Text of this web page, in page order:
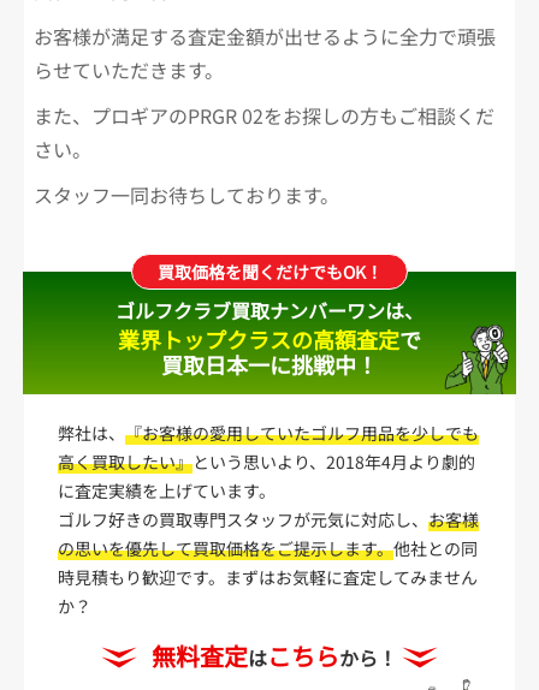
お客様が満足する査定金額が出せるように全力で頑張
らせていただきます。
また、プロギアのPRGR 02をお探しの方もご相談くだ
さい。
スタッフ一同お待ちしております。
買取価格を聞くだけでもOK！
ゴルフクラブ買取ナンバーワンは、
業界トップクラスの高額査定で
買取日本一に挑戦中！
弊社は、『お客様の愛用していたゴルフ用品を少しでも
高く買取したい』という思いより、2018年4月より劇的
に査定実績を上げています。
ゴルフ好きの買取専門スタッフが元気に対応し、お客様
の思いを優先して買取価格をご提示します。他社との同
時見積もり歓迎です。まずはお気軽に査定してみません
か？
無料査定はこちらから！